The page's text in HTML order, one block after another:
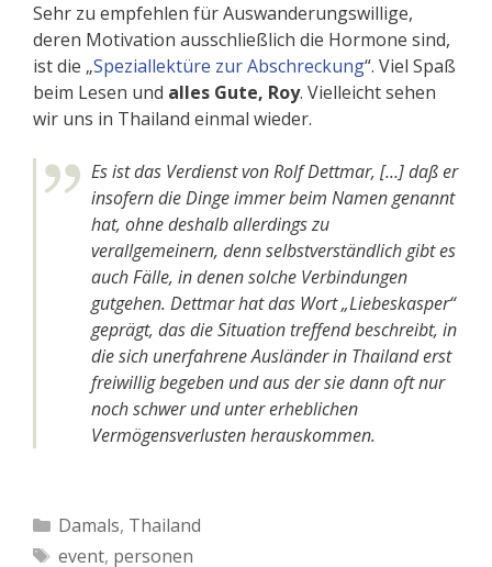
Sehr zu empfehlen für Auswanderungswillige,
deren Motivation ausschließlich die Hormone sind,
ist die „Speziallektüre zur Abschreckung“. Viel Spaß
beim Lesen und alles Gute, Roy. Vielleicht sehen
wir uns in Thailand einmal wieder.
Es ist das Verdienst von Rolf Dettmar, […] daß er
insofern die Dinge immer beim Namen genannt
hat, ohne deshalb allerdings zu
verallgemeinern, denn selbstverständlich gibt es
auch Fälle, in denen solche Verbindungen
gutgehen. Dettmar hat das Wort „Liebeskasper“
geprägt, das die Situation treffend beschreibt, in
die sich unerfahrene Ausländer in Thailand erst
freiwillig begeben und aus der sie dann oft nur
noch schwer und unter erheblichen
Vermögensverlusten herauskommen.
Kategorien
Damals, Thailand
Schlagwörter
event, personen